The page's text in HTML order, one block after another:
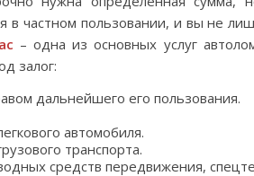
в частном пользовании, и вы не
– одна из основных услуг
залог:
дальнейшего его пользования.
автомобиля.
транспорта.
средств передвижения,